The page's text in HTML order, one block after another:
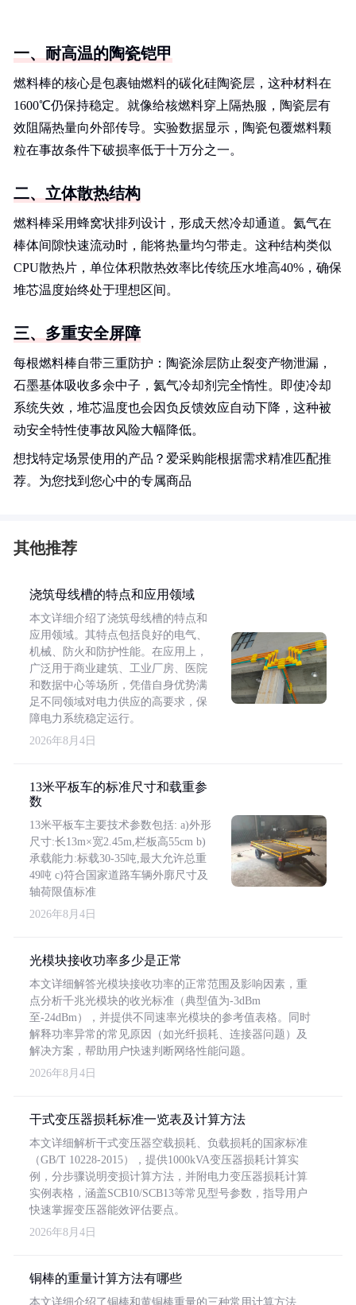
一、耐高温的陶瓷铠甲
燃料棒的核心是包裹铀燃料的碳化硅陶瓷层，这种材料在
1600℃仍保持稳定。就像给核燃料穿上隔热服，陶瓷层有
效阻隔热量向外部传导。实验数据显示，陶瓷包覆燃料颗
粒在事故条件下破损率低于十万分之一。
二、立体散热结构
燃料棒采用蜂窝状排列设计，形成天然冷却通道。氦气在
棒体间隙快速流动时，能将热量均匀带走。这种结构类似
CPU散热片，单位体积散热效率比传统压水堆高40%，确保
堆芯温度始终处于理想区间。
三、多重安全屏障
每根燃料棒自带三重防护：陶瓷涂层防止裂变产物泄漏，
石墨基体吸收多余中子，氦气冷却剂完全惰性。即使冷却
系统失效，堆芯温度也会因负反馈效应自动下降，这种被
动安全特性使事故风险大幅降低。
想找特定场景使用的产品？爱采购能根据需求精准匹配推
荐。为您找到您心中的专属商品
其他推荐
浇筑母线槽的特点和应用领域
本文详细介绍了浇筑母线槽的特点和
应用领域。其特点包括良好的电气、
机械、防火和防护性能。在应用上，
广泛用于商业建筑、工业厂房、医院
和数据中心等场所，凭借自身优势满
足不同领域对电力供应的高要求，保
障电力系统稳定运行。
2026年8月4日
13米平板车的标准尺寸和载重参
数
13米平板车主要技术参数包括: a)外形
尺寸:长13m×宽2.45m,栏板高55cm b)
承载能力:标载30-35吨,最大允许总重
49吨 c)符合国家道路车辆外廓尺寸及
轴荷限值标准
2026年8月4日
光模块接收功率多少是正常
本文详细解答光模块接收功率的正常范围及影响因素，重
点分析千兆光模块的收光标准（典型值为-3dBm
至-24dBm），并提供不同速率光模块的参考值表格。同时
解释功率异常的常见原因（如光纤损耗、连接器问题）及
解决方案，帮助用户快速判断网络性能问题。
2026年8月4日
干式变压器损耗标准一览表及计算方法
本文详细解析干式变压器空载损耗、负载损耗的国家标准
（GB/T 10228-2015），提供1000kVA变压器损耗计算实
例，分步骤说明变损计算方法，并附电力变压器损耗计算
实例表格，涵盖SCB10/SCB13等常见型号参数，指导用户
快速掌握变压器能效评估要点。
2026年8月4日
铜棒的重量计算方法有哪些
本文详细介绍了铜棒和黄铜棒重量的三种常用计算方法